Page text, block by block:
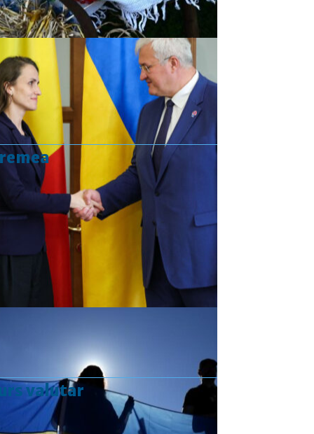
valutar
Curs valutar: 07 Aug 2026